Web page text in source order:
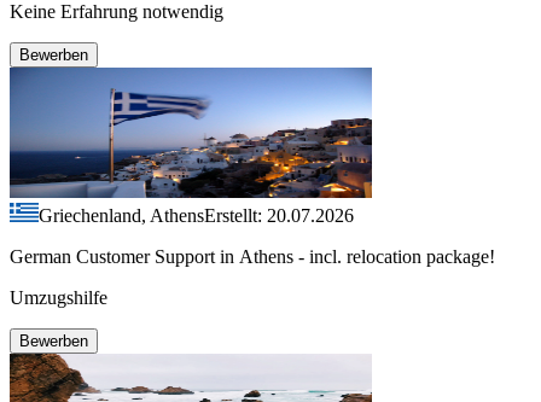
Keine Erfahrung notwendig
Bewerben
Griechenland, AthensErstellt: 20.07.2026
German Customer Support in Athens - incl. relocation package!
Umzugshilfe
Bewerben